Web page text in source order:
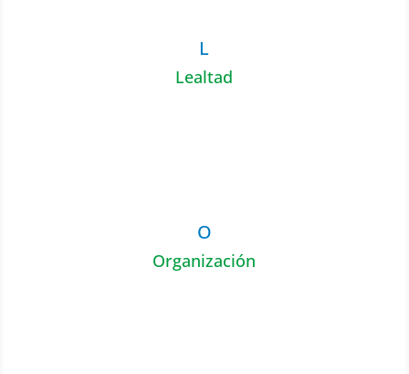
L
Lealtad
O
Organización